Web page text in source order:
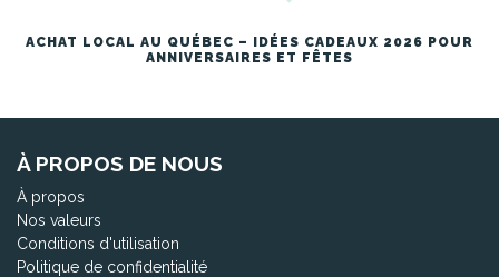
ACHAT LOCAL AU QUÉBEC – IDÉES CADEAUX 2026 POUR
ANNIVERSAIRES ET FÊTES
À PROPOS DE NOUS
À propos
Nos valeurs
Conditions d'utilisation
Politique de confidentialité